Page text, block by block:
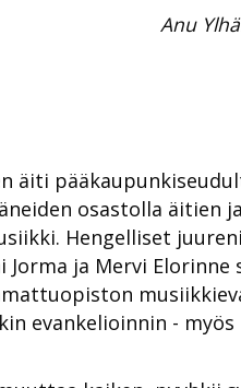
Anu
äiti
osastolla äitien
Hengelliset
ja Mervi
evankelioinnin -